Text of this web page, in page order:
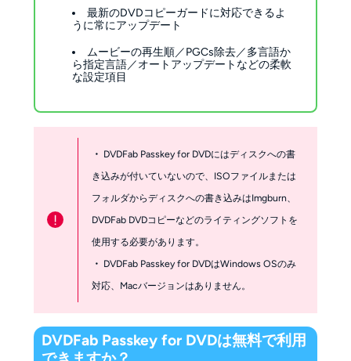
最新のDVDコピーガードに対応できるよ
うに常にアップデート
ムービーの再生順／PGCs除去／多言語か
ら指定言語／オートアップデートなどの柔軟
な設定項目
!
・ DVDFab Passkey for DVDにはディスクへの書
き込みが付いていないので、ISOファイルまたは
フォルダからディスクへの書き込みはImgburn、
DVDFab DVDコピーなどのライティングソフトを
使用する必要があります。
・ DVDFab Passkey for DVDはWindows OSのみ
対応、Macバージョンはありません。
DVDFab Passkey for DVDは無料で利用